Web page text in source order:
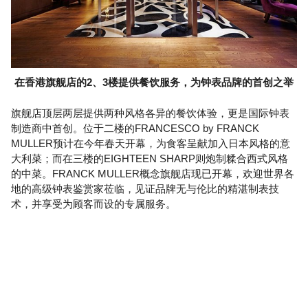
在香港旗舰店的2、3楼提供餐饮服务，为钟表品牌的首创之举
旗舰店顶层两层提供两种风格各异的餐饮体验，更是国际钟表
制造商中首创。位于二楼的FRANCESCO by FRANCK
MULLER预计在今年春天开幕，为食客呈献加入日本风格的意
大利菜；而在三楼的EIGHTEEN SHARP则炮制糅合西式风格
的中菜。FRANCK MULLER概念旗舰店现已开幕，欢迎世界各
地的高级钟表鉴赏家莅临，见证品牌无与伦比的精湛制表技
术，并享受为顾客而设的专属服务。